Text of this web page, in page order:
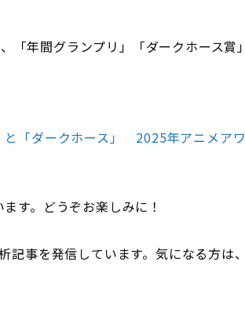
年間グランプリ」「ダークホース賞」
と「ダークホース」 2025年アニメアワ
す。どうぞお楽しみに！
事を発信しています。気になる方は、